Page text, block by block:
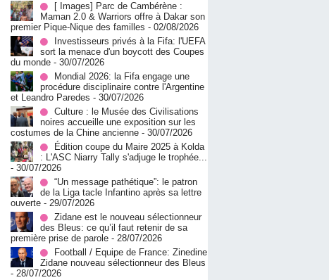
[ Images] Parc de Cambérène :
Maman 2.0 & Warriors offre à Dakar son
premier Pique-Nique des familles - 02/08/2026
Investisseurs privés à la Fifa: l'UEFA
sort la menace d'un boycott des Coupes
du monde - 30/07/2026
Mondial 2026: la Fifa engage une
procédure disciplinaire contre l'Argentine
et Leandro Paredes - 30/07/2026
Culture : le Musée des Civilisations
noires accueille une exposition sur les
costumes de la Chine ancienne - 30/07/2026
Édition coupe du Maire 2025 à Kolda
: L'ASC Niarry Tally s'adjuge le trophée...
- 30/07/2026
“Un message pathétique”: le patron
de la Liga tacle Infantino après sa lettre
ouverte - 29/07/2026
Zidane est le nouveau sélectionneur
des Bleus: ce qu’il faut retenir de sa
première prise de parole - 28/07/2026
Football / Equipe de France: Zinedine
Zidane nouveau sélectionneur des Bleus
- 28/07/2026